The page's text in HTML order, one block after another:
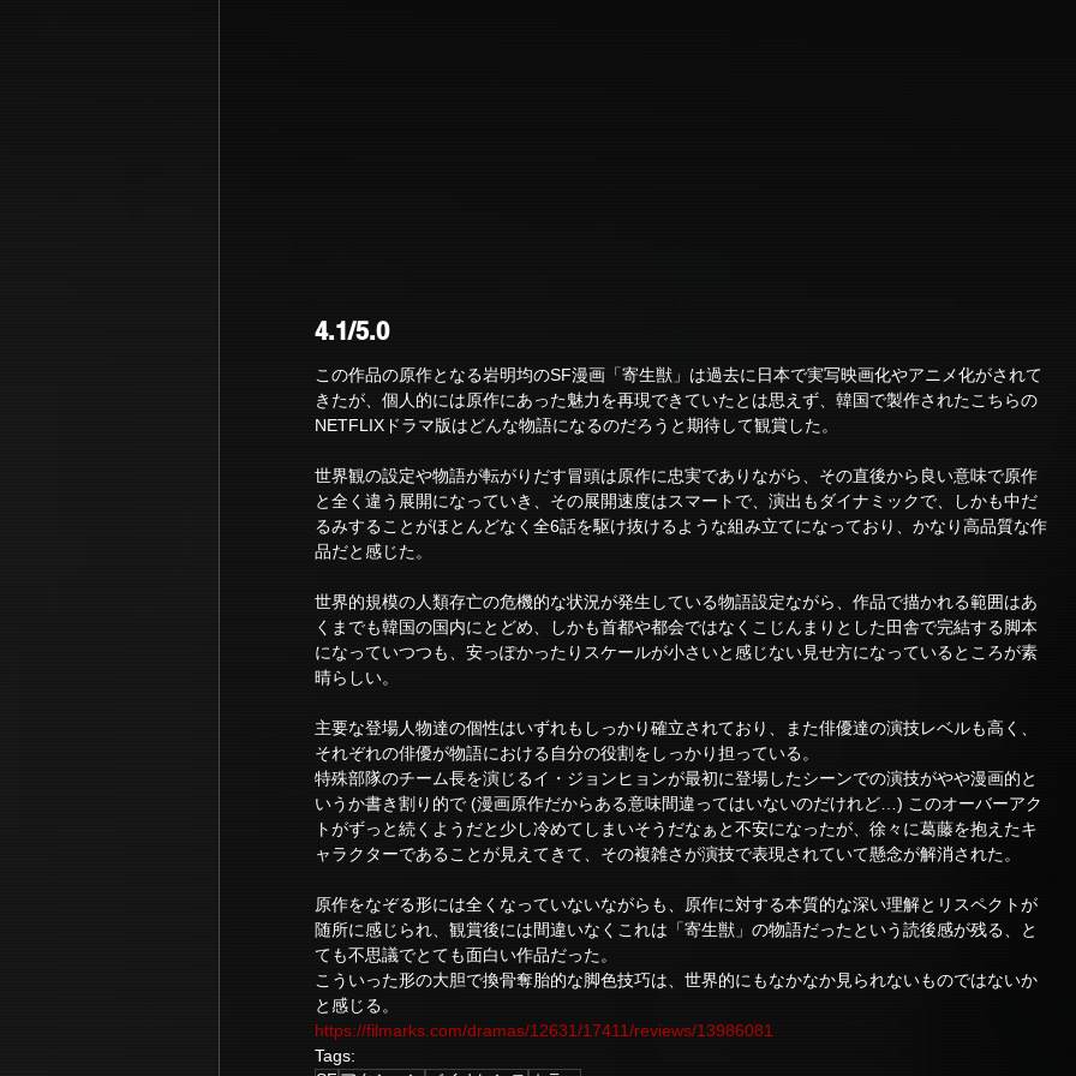
4.1/5.0
この作品の原作となる岩明均のSF漫画「寄生獣」は過去に日本で実写映画化やアニメ化がされて
きたが、個人的には原作にあった魅力を再現できていたとは思えず、韓国で製作されたこちらの
NETFLIXドラマ版はどんな物語になるのだろうと期待して観賞した。
世界観の設定や物語が転がりだす冒頭は原作に忠実でありながら、その直後から良い意味で原作
と全く違う展開になっていき、その展開速度はスマートで、演出もダイナミックで、しかも中だ
るみすることがほとんどなく全6話を駆け抜けるような組み立てになっており、かなり高品質な作
品だと感じた。
世界的規模の人類存亡の危機的な状況が発生している物語設定ながら、作品で描かれる範囲はあ
くまでも韓国の国内にとどめ、しかも首都や都会ではなくこじんまりとした田舎で完結する脚本
になっていつつも、安っぽかったりスケールが小さいと感じない見せ方になっているところが素
晴らしい。
主要な登場人物達の個性はいずれもしっかり確立されており、また俳優達の演技レベルも高く、
それぞれの俳優が物語における自分の役割をしっかり担っている。
特殊部隊のチーム長を演じるイ・ジョンヒョンが最初に登場したシーンでの演技がやや漫画的と
いうか書き割り的で (漫画原作だからある意味間違ってはいないのだけれど…) このオーバーアク
トがずっと続くようだと少し冷めてしまいそうだなぁと不安になったが、徐々に葛藤を抱えたキ
ャラクターであることが見えてきて、その複雑さが演技で表現されていて懸念が解消された。
原作をなぞる形には全くなっていないながらも、原作に対する本質的な深い理解とリスペクトが
随所に感じられ、観賞後には間違いなくこれは「寄生獣」の物語だったという読後感が残る、と
ても不思議でとても面白い作品だった。
こういった形の大胆で換骨奪胎的な脚色技巧は、世界的にもなかなか見られないものではないか
と感じる。
https://filmarks.com/dramas/12631/17411/reviews/13986081
Tags: